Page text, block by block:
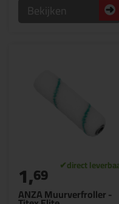
Bekijken
ANZA Muurverfroller -
1,69